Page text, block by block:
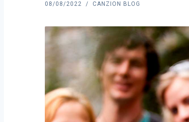
08/08/2022 CANZION BLOG